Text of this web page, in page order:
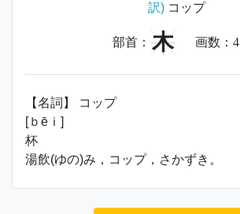
訳)コップ
部首： 木 画数： 4
【名詞】 コップ
[ｂēｉ]
杯
湯飲(ゆの)み，コップ，さかずき。